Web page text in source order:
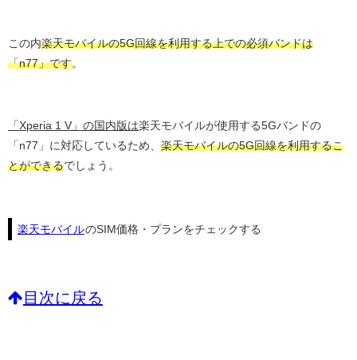
この内楽天モバイルの5G回線を利用する上での必須バンドは
「n77」です。
「Xperia 1 V」の国内版は楽天モバイルが使用する5Gバンドの
「n77」に対応しているため、 楽天モバイルの5G回線を利用するこ
とができるでしょう。
楽天モバイルのSIM価格・プランをチェックする
目次に戻る